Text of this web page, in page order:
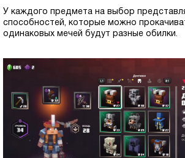
У каждого предмета на выбор
способностей, которые можно
одинаковых мечей будут разные обилки.